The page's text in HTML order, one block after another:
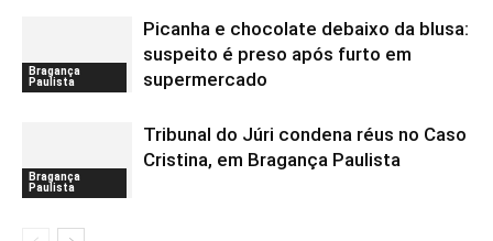
Bragança
Paulista
Picanha e chocolate debaixo da blusa:
suspeito é preso após furto em
supermercado
Bragança
Paulista
Tribunal do Júri condena réus no Caso
Cristina, em Bragança Paulista